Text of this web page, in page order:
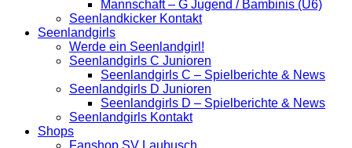
Mannschaft – G Jugend / Bambinis (U6)
Seenlandkicker Kontakt
Seenlandgirls
Werde ein Seenlandgirl!
Seenlandgirls C Junioren
Seenlandgirls C – Spielberichte & News
Seenlandgirls D Junioren
Seenlandgirls D – Spielberichte & News
Seenlandgirls Kontakt
Shops
Fanshop SV Laubusch